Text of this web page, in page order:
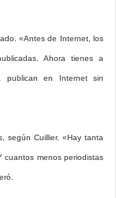
«Antes de Internet, los
Ahora tienes a
publican en Internet sin
según Cuillier. «Hay tanta
cuantos menos periodistas